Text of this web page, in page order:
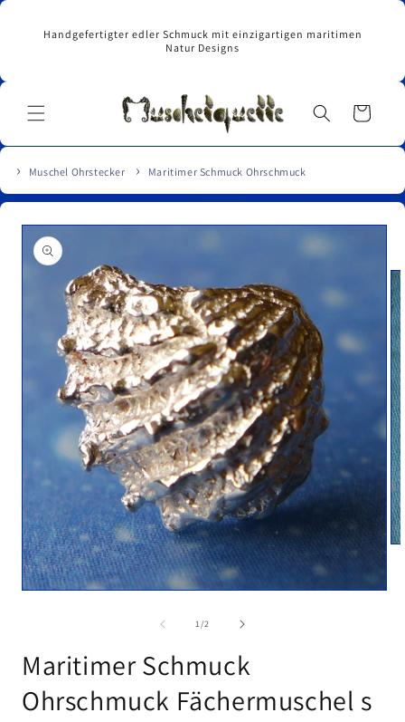
Inhalt
Handgefertigter edler Schmuck mit einzigartigen maritimen
Natur Designs
Warenkorb
Muschel Ohrstecker Maritimer Schmuck Ohrschmuck
Medien
1/von
2
Maritimer Schmuck
Ohrschmuck Fächermuschel s